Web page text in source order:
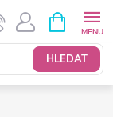
HLEDAT
NÁKUPNÍ
KOŠÍK